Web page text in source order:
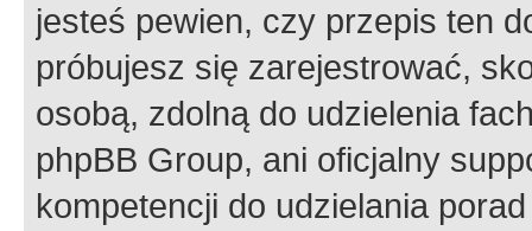
jesteś pewien, czy przepis ten
próbujesz się zarejestrować,
osobą, zdolną do udzielenia
phpBB Group, ani oficjalny
kompetencji do udzielania